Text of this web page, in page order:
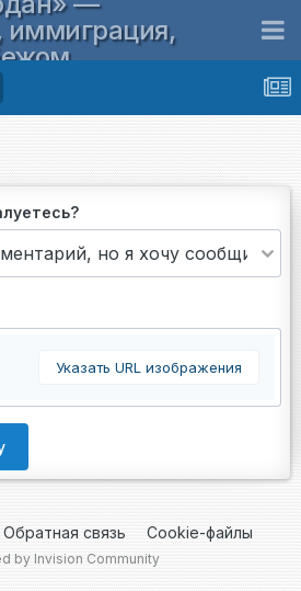
иммиграция,
Указать URL изображения
Обратная связь Cookie-файлы
by Invision Community